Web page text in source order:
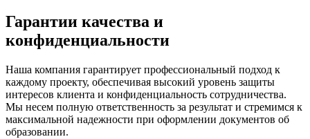
Гарантии качества и
конфиденциальности
Наша компания гарантирует профессиональный подход к
каждому проекту, обеспечивая высокий уровень защиты
интересов клиента и конфиденциальность сотрудничества.
Мы несем полную ответственность за результат и стремимся к
максимальной надежности при оформлении документов об
образовании.